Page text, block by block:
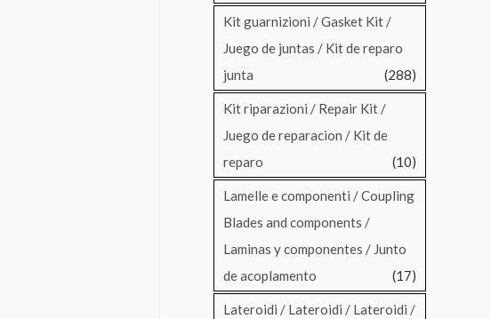
Kit guarnizioni / Gasket Kit /
Juego de juntas / Kit de reparo
junta
(288)
Kit riparazioni / Repair Kit /
Juego de reparacion / Kit de
reparo
(10)
Lamelle e componenti / Coupling
Blades and components /
Laminas y componentes / Junto
de acoplamento
(17)
Lateroidi / Lateroidi / Lateroidi /